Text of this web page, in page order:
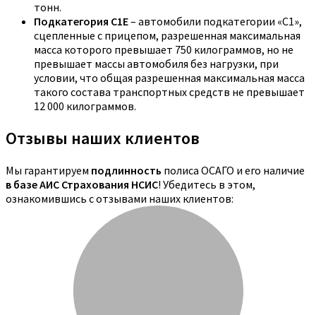
тонн.
Подкатегория C1E– автомобили подкатегории «С1»,
сцепленные с прицепом, разрешенная максимальная
масса которого превышает 750 килограммов, но не
превышает массы автомобиля без нагрузки, при
условии, что общая разрешенная максимальная масса
такого состава транспортных средств не превышает
12 000 килограммов.
Отзывы наших клиентов
Мы гарантируем подлинность полиса ОСАГО и его наличие
в базе АИС Страхования НСИС! Убедитесь в этом,
ознакомившись с отзывами наших клиентов: